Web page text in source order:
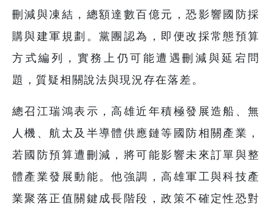
刪減與凍結，總額達數百億元，恐影響國防採
購與建軍規劃。黨團認為，即便改採常態預算
方式編列，實務上仍可能遭遇刪減與延宕問
題，質疑相關說法與現況存在落差。
總召江瑞鴻表示，高雄近年積極發展造船、無
人機、航太及半導體供應鏈等國防相關產業，
若國防預算遭刪減，將可能影響未來訂單與整
體產業發展動能。他強調，高雄軍工與科技產
業聚落正值關鍵成長階段，政策不確定性恐對